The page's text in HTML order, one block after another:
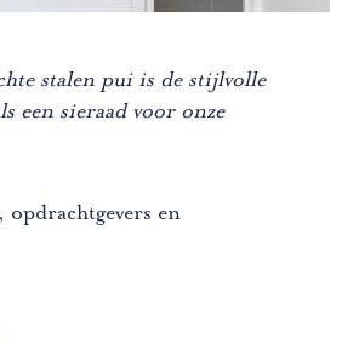
stalen pui is de stijlvolle
een sieraad voor onze
en